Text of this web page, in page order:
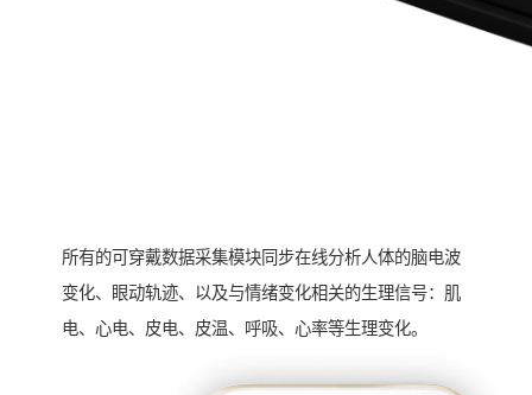
所有的可穿戴数据采集模块同步在线分析人体的脑电波
变化、眼动轨迹、以及与情绪变化相关的生理信号：肌
电、心电、皮电、皮温、呼吸、心率等生理变化。